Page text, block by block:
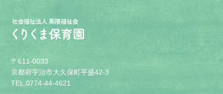
〒611-0033
京都府宇治市大久保町平盛42-3
TEL.0774-44-4621